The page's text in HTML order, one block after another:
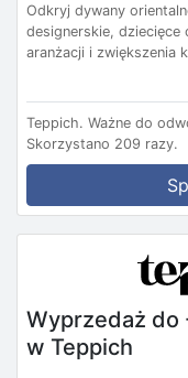
Odkryj dywany
designerskie, dziecięce
aranżacji i zwiększenia
Teppich. Ważne do
Skorzystano 209 razy.
Wyprzedaż do
w Teppich